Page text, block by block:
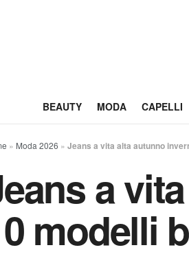
BEAUTY MODA CAPELLI
» Moda 2026 » Jeans a vita alta autunno
a
modelli